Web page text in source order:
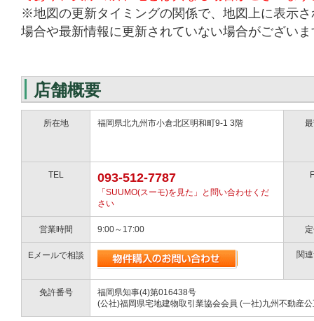
※地図の更新タイミングの関係で、地図上に表示
場合や最新情報に更新されていない場合がござい
店舗概要
所在地 福岡県北九州市小倉北区明和町9-1 3階
TEL 093-512-7787
「SUUMO(スーモ)を見た」と問い合わせくだ
さい
営業時間 9:00～17:00
Eメールで相談 関
免許番号
福岡県知事(4)第016438号
(公社)福岡県宅地建物取引業協会会員 (一社)九州不動産